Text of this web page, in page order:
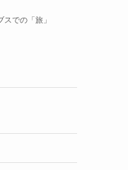
スでの「旅」